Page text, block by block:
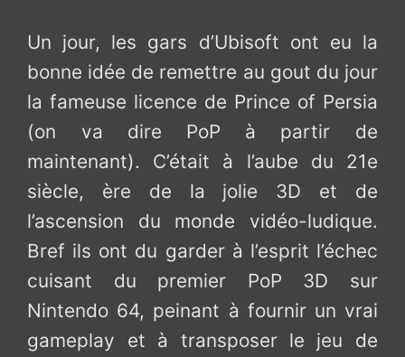
Un jour, les gars d’Ubisoft ont eu la
bonne idée de remettre au gout du jour
la fameuse licence de Prince of Persia
(on va dire PoP à partir de
maintenant). C’était à l’aube du 21e
siècle, ère de la jolie 3D et de
l’ascension du monde vidéo-ludique.
Bref ils ont du garder à l’esprit l’échec
cuisant du premier PoP 3D sur
Nintendo 64, peinant à fournir un vrai
gameplay et à transposer le jeu de